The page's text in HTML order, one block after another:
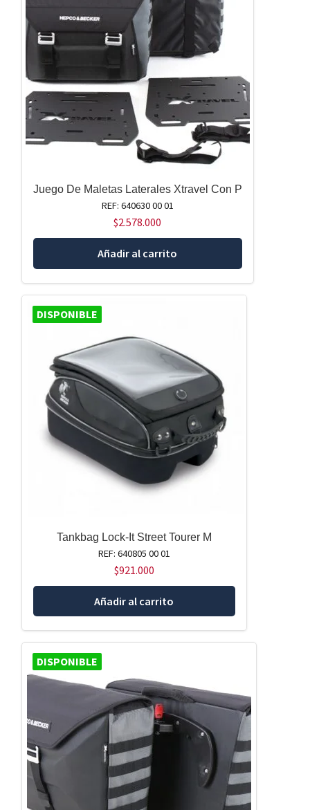
Juego De Maletas Laterales Xtravel Con P
REF: 640630 00 01
$2.578.000
Añadir al carrito
DISPONIBLE
Tankbag Lock-It Street Tourer M
REF: 640805 00 01
$921.000
Añadir al carrito
DISPONIBLE